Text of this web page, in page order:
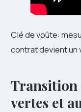
Clé de voûte:
contrat devient un
Transition
vertes et